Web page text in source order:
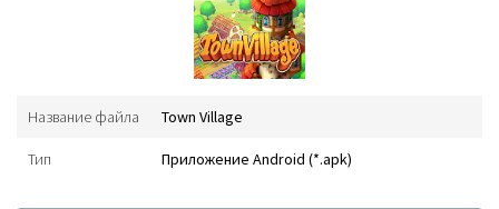
Название файла Town Village
Тип Приложение Android (*.apk)